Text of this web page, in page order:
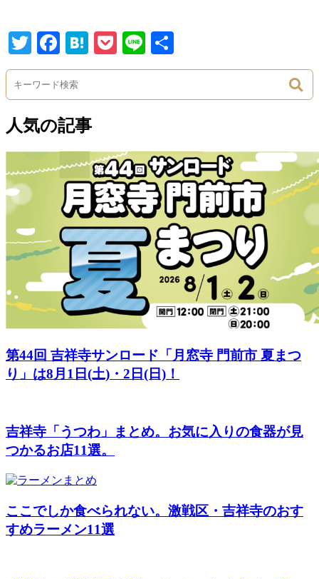
TwitterFacebook
HatenaPocket
Line
人気の記事
第44回 吉祥寺サンロード「月窓寺 門前市 夏まつ
り」は8月1日(土)・2日(日)！
吉祥寺「うつわ」まとめ。お気に入りの食器が見
つかるお店11選。
ここでしか食べられない。激戦区・吉祥寺のおす
すめラーメン11選